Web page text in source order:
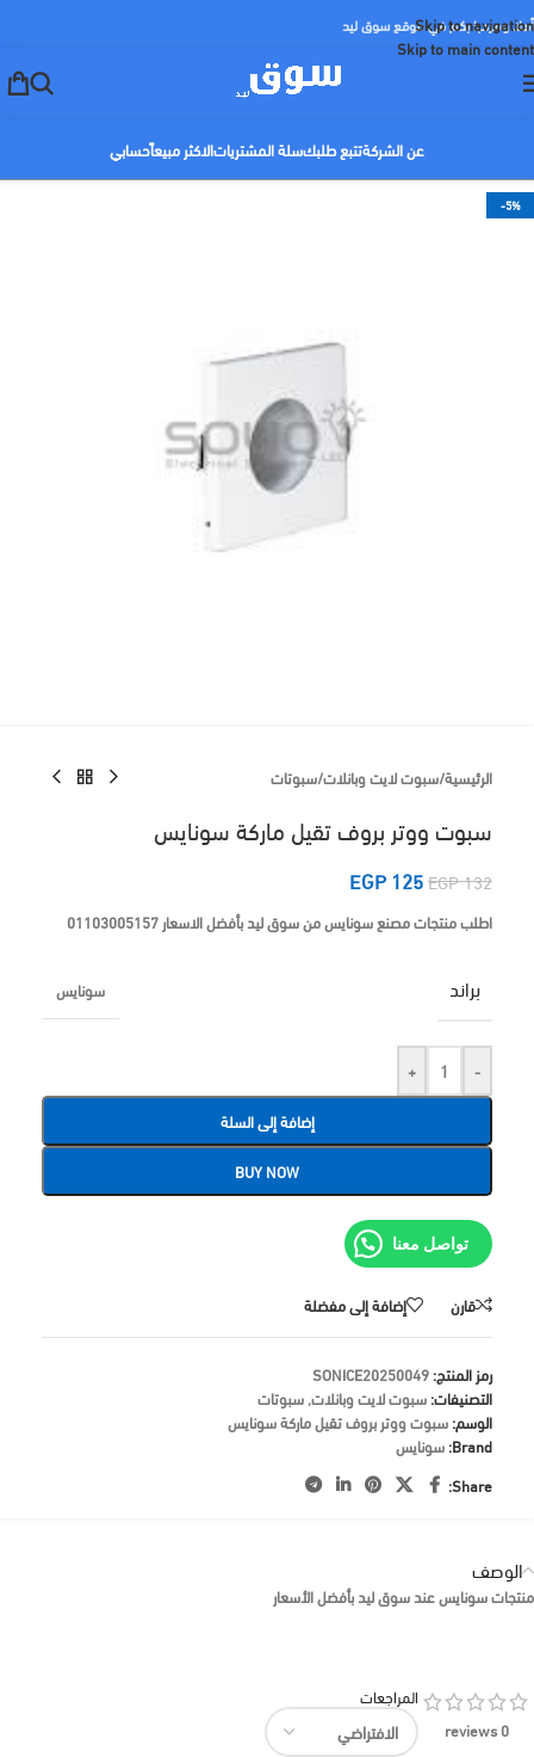
Skip to navigation
Skip to main content
أهلا ومرحبا بكم في موقع سوق ليد
عن الشركةتتبع طلبكسلة المشترياتالاكثر مبيعاًحسابي
-5%
الرئيسية/سبوت لايت وبانلات/سبوتات
سبوت ووتر بروف تقيل ماركة سونايس
EGP132
EGP125
اطلب منتجات مصنع سونايس من سوق ليد بأفضل الاسعار 01103005157
براند سونايس
-
+
إضافة إلى السلة
BUY NOW
تواصل معنا
قارن إضافة إلى مفضلة
رمز المنتج:SONICE20250049
التصنيفات:سبوت لايت وبانلات,سبوتات
الوسم:سبوت ووتر بروف تقيل ماركة سونايس
Brand: سونايس
Share:
الوصف
منتجات سونايس عند سوق ليد بأفضل الأسعار
0 reviews
المراجعات